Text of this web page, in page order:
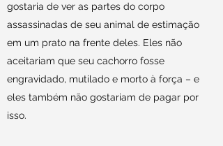
gostaria de ver as partes do corpo
assassinadas de seu animal de estimação
em um prato na frente deles. Eles não
aceitariam que seu cachorro fosse
engravidado, mutilado e morto à força – e
eles também não gostariam de pagar por
isso.